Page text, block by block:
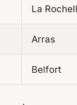
La
Arras
Belfort